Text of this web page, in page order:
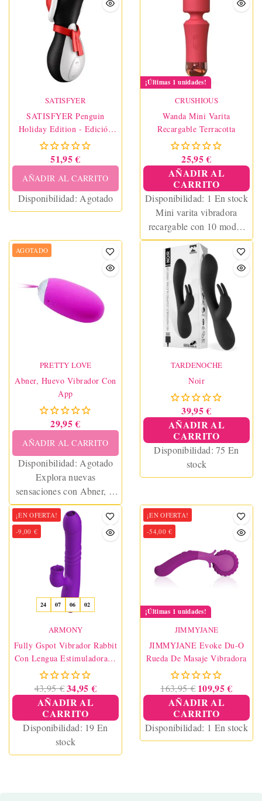
SATISFYER
SATISFYER Penguin
Holiday Edition - Edición
Navidad
51,95 €
AÑADIR AL CARRITO
Disponibilidad: Agotado
¡Últimas 1 unidades!
CRUSHIOUS
Wanda Mini Varita
Recargable Terracotta
25,95 €
AÑADIR AL
CARRITO
Disponibilidad: 1 En stock
Mini varita vibradora
recargable con 10 modos
de vibración. Compacta,
potente y sin cables. Ideal
para masajes o
estimulación del clítoris.
Color terracotta.
AGOTADO
PRETTY LOVE
Abner, Huevo Vibrador Con
App
29,95 €
AÑADIR AL CARRITO
Disponibilidad: Agotado
Explora nuevas
sensaciones con Abner, el
huevo vibrador con App
que puedes controlar desde
tu móvil.
TARDENOCHE
Noir
39,95 €
AÑADIR AL
CARRITO
Disponibilidad:75 En
stock
24 07 06 02
¡EN OFERTA!
-9,00 €
ARMONY
Fully Gspot Vibrador Rabbit
Con Lengua Estimuladora Y
Efecto Calor Violeta
43,95 € 34,95 €
AÑADIR AL
CARRITO
Disponibilidad: 19 En
stock
¡EN OFERTA!
-54,00 €
¡Últimas 1 unidades!
JIMMYJANE
JIMMYJANE Evoke Du-O
Rueda De Masaje Vibradora
163,95 € 109,95 €
AÑADIR AL
CARRITO
Disponibilidad: 1 En stock